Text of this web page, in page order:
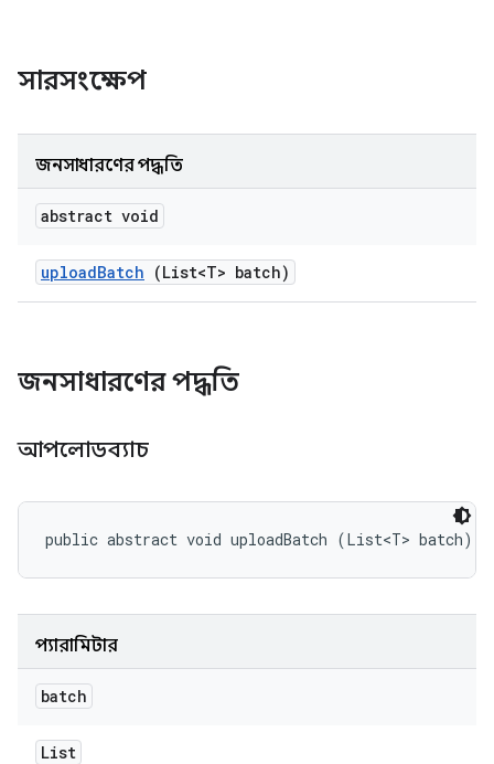
সারসংক্ষেপ
জনসাধারণের পদ্ধতি
abstract void
uploadBatch (List<T> batch)
জনসাধারণের পদ্ধতি
আপলোডব্যাচ
public abstract void uploadBatch (List<T> batch)
প্যারামিটার
batch
List